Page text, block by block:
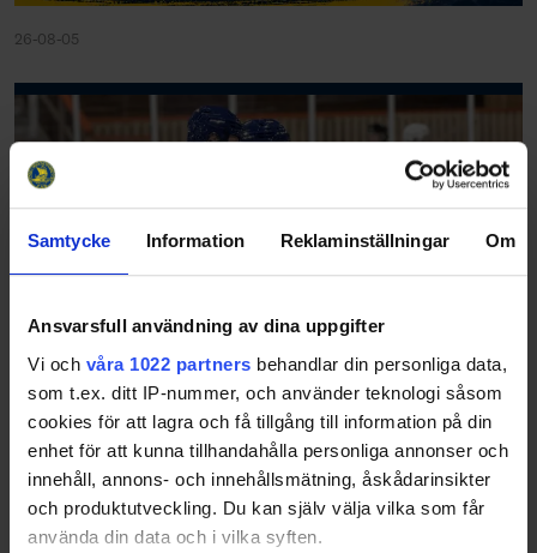
Samtycke Information Reklaminställningar Om
Ansvarsfull användning av dina uppgifter
Vi och våra 1022 partners behandlar din personliga data,
som t.ex. ditt IP-nummer, och använder teknologi såsom
cookies för att lagra och få tillgång till information på din
enhet för att kunna tillhandahålla personliga annonser och
innehåll, annons- och innehållsmätning, åskådarinsikter
och produktutveckling. Du kan själv välja vilka som får
använda din data och i vilka syften.
26-08-05
Fortbildning junior- och seniorspåret
26-08-04
Praktisk information: Var: Karlstad, Scandic Winn När:
Söndag 18 oktober klockan 10:00-16:00 Innehåll: Skill
acquisition och övningsdesign Utbildare: Thomas
Magnusson och John Lind Kostnad: 1600…